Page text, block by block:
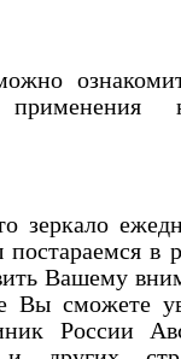
применения
зеркало
в
Вашему
Вы сможете
России